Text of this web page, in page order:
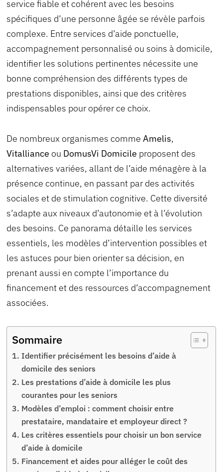
service fiable et cohérent avec les besoins
spécifiques d’une personne âgée se révèle parfois
complexe. Entre services d’aide ponctuelle,
accompagnement personnalisé ou soins à domicile,
identifier les solutions pertinentes nécessite une
bonne compréhension des différents types de
prestations disponibles, ainsi que des critères
indispensables pour opérer ce choix.
De nombreux organismes commeAmelis,
Vitalliance ou DomusVi Domicile proposent des
alternatives variées, allant de l’aide ménagère à la
présence continue, en passant par des activités
sociales et de stimulation cognitive. Cette diversité
s’adapte aux niveaux d’autonomie et à l’évolution
des besoins. Ce panorama détaille les services
essentiels, les modèles d’intervention possibles et
les astuces pour bien orienter sa décision, en
prenant aussi en compte l’importance du
financement et des ressources d’accompagnement
associées.
Sommaire
Identifier précisément les besoins d’aide à
domicile des seniors
Les prestations d’aide à domicile les plus
courantes pour les seniors
Modèles d’emploi : comment choisir entre
prestataire, mandataire et employeur direct ?
Les critères essentiels pour choisir un bon service
d’aide à domicile
Financement et aides pour alléger le coût des